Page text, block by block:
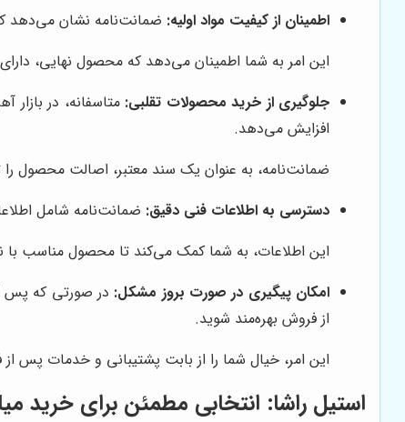
اطمینان از کیفیت مواد اولیه: ضمانت‌نامه نشان می‌دهد که
این امر به شما اطمینان می‌دهد که محصول نهایی،
جلوگیری از خرید محصولات تقلبی:
افزایش می‌دهد.
ضمانت‌نامه، به عنوان یک سند معتبر، اصالت محصول
دسترسی به اطلاعات فنی دقیق: ضمانت‌نامه شامل اطلاعات فنی دقیقی در مورد
این اطلاعات، به شما کمک می‌کند تا محصول مناسب با
امکان پیگیری در صورت بروز مشکل:
از فروش بهره‌مند شوید.
این امر، خیال شما را از بابت پشتیبانی و خدمات پس
استیل راشا: انتخابی مطمئن برای خرید